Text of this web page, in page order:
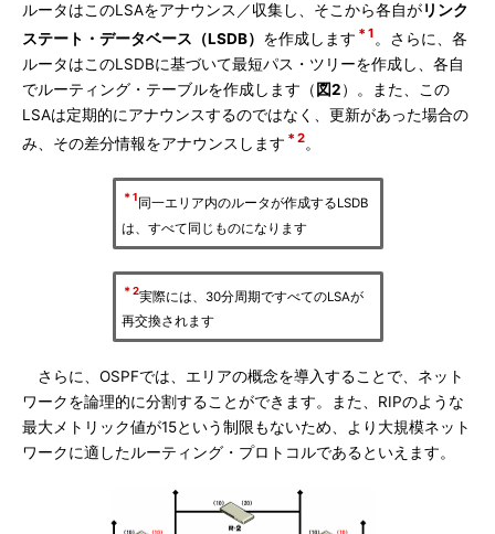
ルータはこのLSAをアナウンス／収集し、そこから各自がリンク
ステート・データベース（LSDB） を作成します ＊1 。さらに、各
ルータはこのLSDBに基づいて最短パス・ツリーを作成し、各自
でルーティング・テーブルを作成します（図2）。また、この
LSAは定期的にアナウンスするのではなく、更新があった場合の
み、その差分情報をアナウンスします ＊2
＊1同一エリア内のルータが作成するLSDB
は、すべて同じものになります
＊2実際には、30分周期ですべてのLSAが
再交換されます
さらに、OSPFでは、エリアの概念を導入することで、ネット
ワークを論理的に分割することができます。また、RIPのような
最大メトリック値が15という制限もないため、より大規模ネット
ワークに適したルーティング・プロトコルであるといえます。